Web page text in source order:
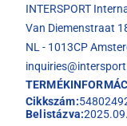
INTERSPORT
Van Diemenstraat
NL - 1013CP
Cikkszám:
Belistázva: